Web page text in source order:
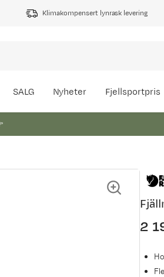
Klimakompensert lynrask levering
SALG Nyheter Fjellsportpris
2